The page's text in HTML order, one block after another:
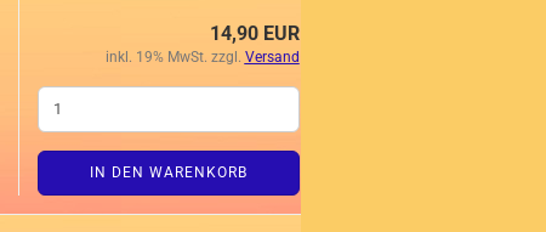
14,90 EUR
inkl. 19% MwSt. zzgl. Versand
IN DEN WARENKORB